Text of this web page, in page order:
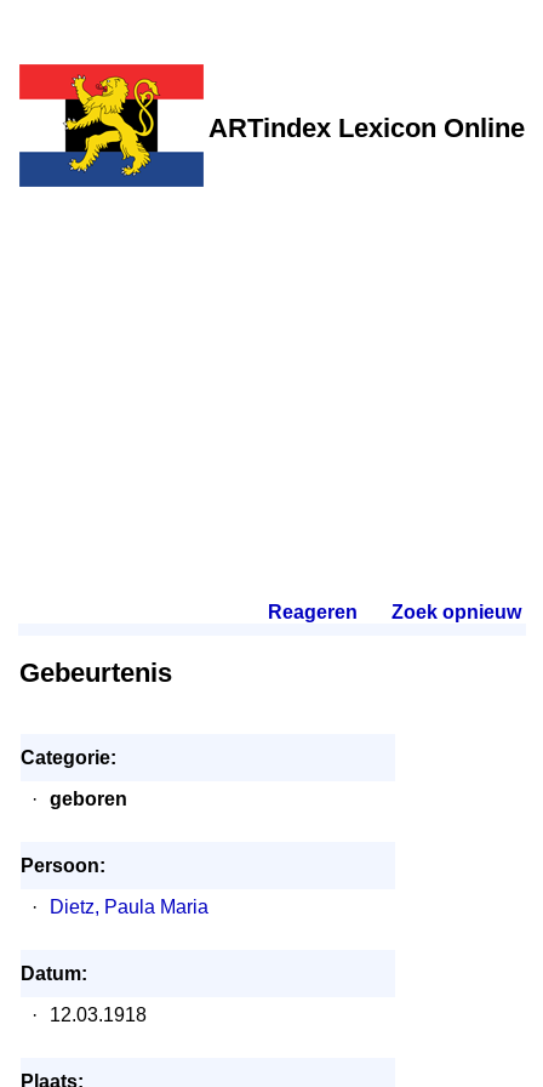
ARTindex Lexicon Online
Reageren Zoek opnieuw.
Gebeurtenis
Categorie:
·
geboren
Persoon:
·
Dietz, Paula Maria
Datum:
·
12.03.1918
Plaats: